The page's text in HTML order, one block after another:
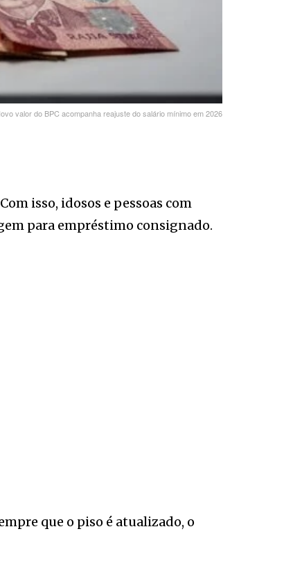
valor do BPC acompanha reajuste do salário mínimo em 2026
isso, idosos e pessoas com
para empréstimo consignado.
que o piso é atualizado, o